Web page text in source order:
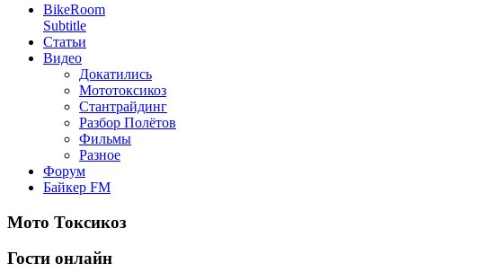
BikeRoom
Subtitle
Статьи
Видео
Докатились
Мототоксикоз
Стантрайдинг
Разбор Полётов
Фильмы
Разное
Форум
Байкер FM
Мото Токсикоз
Гости онлайн